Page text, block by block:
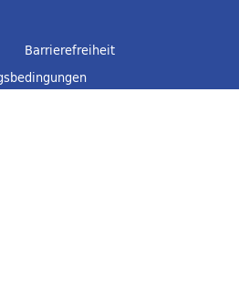
Barrierefreiheit